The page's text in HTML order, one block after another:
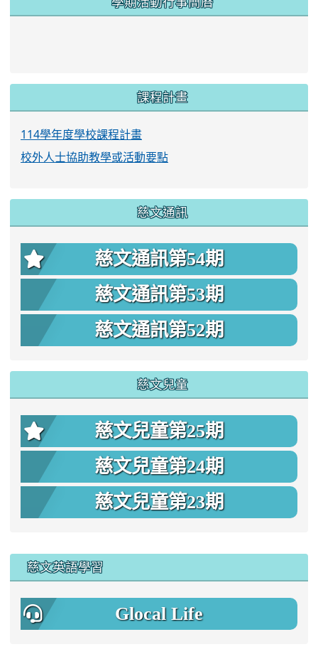
課程計畫
114學年度學校課程計畫
校外人士協助教學或活動要點
慈文通訊
慈文通訊第54期
慈文通訊第53期
慈文通訊第52期
慈文兒童
慈文兒童第25期
慈文兒童第24期
慈文兒童第23期
慈文英語學習
Glocal Life